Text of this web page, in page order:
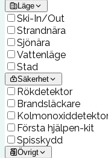
Läge
Ski-In/Out
Strandnära
Sjönära
Vattenläge
Stad
Säkerhet
Rökdetektor
Brandsläckare
Första hjälpen-kit
Spisskydd
Övrigt